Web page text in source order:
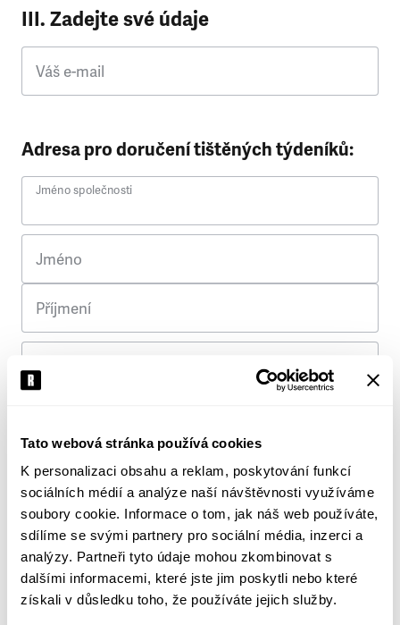
Tato webová stránka používá cookies
K personalizaci obsahu a reklam, poskytování funkcí
sociálních médií a analýze naší návštěvnosti využíváme
soubory cookie. Informace o tom, jak náš web používáte,
sdílíme se svými partnery pro sociální média, inzerci a
analýzy. Partneři tyto údaje mohou zkombinovat s
dalšími informacemi, které jste jim poskytli nebo které
získali v důsledku toho, že používáte jejich služby.
III. Zadejte své údaje
Váš e-mail
Adresa pro doručení tištěných týdeníků:
Jméno společnosti
Jméno
Příjmení
Ulice
Město
PSČ
Stát